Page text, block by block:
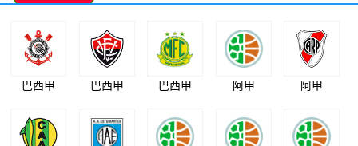
巴西甲 巴西甲 巴西甲 阿甲 阿甲